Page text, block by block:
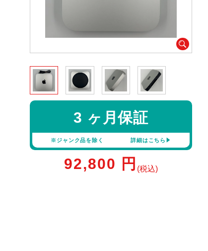
3 ヶ月保証
※ジャンク品を除く 詳細はこちら
92,800 円 (税込)